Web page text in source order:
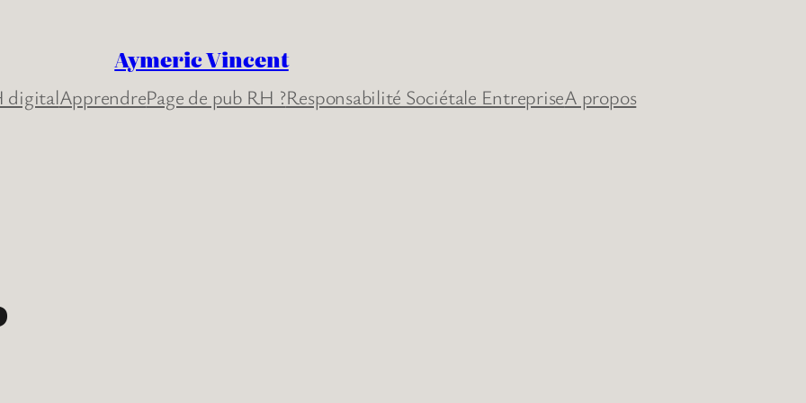
Aymeric Vincent
digitalApprendrePage de pub RH ?Responsabilité Sociétale EntrepriseA propos